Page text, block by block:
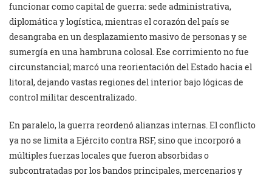
funcionar como capital de guerra: sede administrativa,
diplomática y logística, mientras el corazón del país se
desangraba en un desplazamiento masivo de personas y se
sumergía en una hambruna colosal. Ese corrimiento no fue
circunstancial; marcó una reorientación del Estado hacia el
litoral, dejando vastas regiones del interior bajo lógicas de
control militar descentralizado.
En paralelo, la guerra reordenó alianzas internas. El conflicto
ya no se limita a Ejército contra RSF, sino que incorporó a
múltiples fuerzas locales que fueron absorbidas o
subcontratadas por los bandos principales, mercenarios y